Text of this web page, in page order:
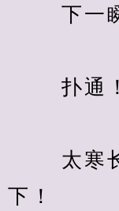
下一
扑通！
太寒长
下！